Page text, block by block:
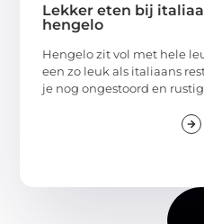
Lekker eten bij
hengelo
Hengelo zit vol met hele
een zo leuk als italiaans
je nog ongestoord en